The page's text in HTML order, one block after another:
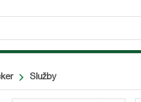
Služby